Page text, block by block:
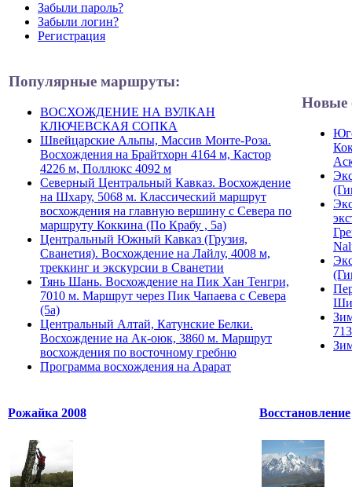
Забыли пароль?
Забыли логин?
Регистрация
Популярные маршруты:
ВОСХОЖДЕНИЕ НА ВУЛКАН
КЛЮЧЕВСКАЯ СОПКА
Швейцарские Альпы, Массив Монте-Роза.
Восхождения на Брайтхорн 4164 м, Кастор
4226 м, Поллюкс 4092 м
Северный Центральный Кавказ. Восхождение
на Шхару, 5068 м. Классический маршрут
восхождения на главную вершину с Севера по
маршруту Коккина (По Крабу , 5а)
Центральный Южный Кавказ (Грузия,
Сванетия). Восхождение на Лайлу, 4008 м,
треккинг и экскурсии в Сванетии
Тянь Шань. Восхождение на Пик Хан Тенгри,
7010 м. Маршрут через Пик Чапаева с Севера
(5а)
Центральный Алтай, Катунские Белки.
Восхождение на Ак-оюк, 3860 м. Маршрут
восхождения по восточному гребню
Программа восхождения на Арарат
Новые
Рожайка 2008 Восстановление